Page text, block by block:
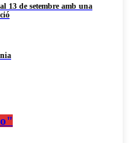
13 de setembre amb una